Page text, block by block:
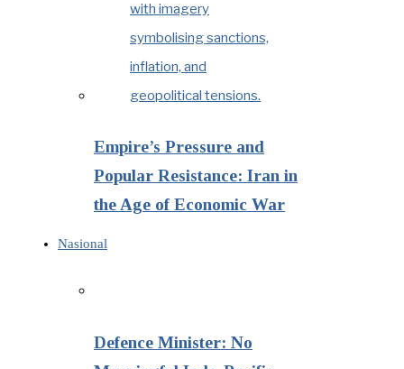
Empire’s Pressure and
Popular Resistance: Iran in
the Age of Economic War
Nasional
Defence Minister: No